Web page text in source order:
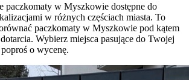
paczkomaty w Myszkowie dostępne do
w różnych częściach miasta. To
paczkomaty w Myszkowie pod kątem
Wybierz miejsca pasujące do Twojej
o wycenę.